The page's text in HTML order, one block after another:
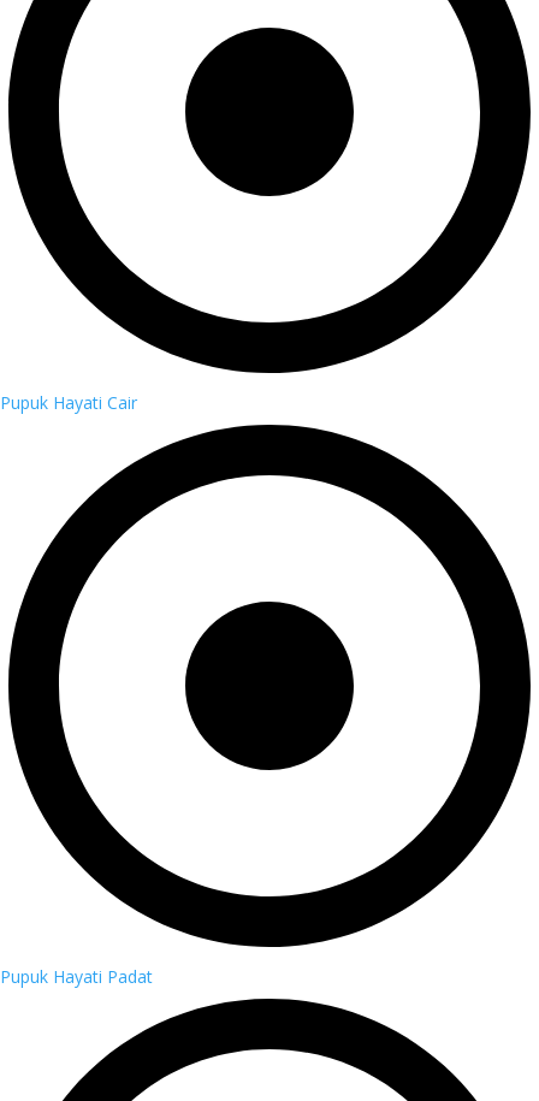
Pupuk Hayati Cair
Pupuk Hayati Padat